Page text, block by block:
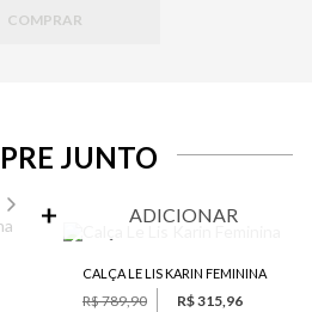
COMPRAR
JUNTO
ADICIONAR
CALÇA LE LIS KARIN FEMININA
R$ 789,90
R$ 315,96